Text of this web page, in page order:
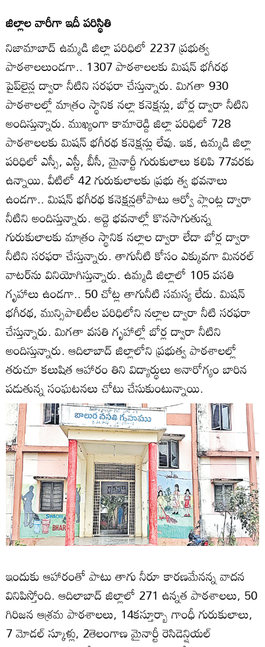
జిల్లాల వారీగా ఇదీ పరిస్థితి
నిజామాబాద్‌ ఉమ్మడి జిల్లా పరిధిలో 2237 ప్రభుత్వ
పాఠశాలలుండగా.. 1307 పాఠశాలలకు మిషన్‌ భగీరథ
పైప్‌లైన్ల ద్వారా నీటిని సరఫరా చేస్తున్నారు. మిగతా 930
పాఠశాలల్లో మాత్రం స్థానిక నల్లా కనెక్షన్లు, బోర్ల ద్వారా నీటిని
అందిస్తున్నారు. ముఖ్యంగా కామారెడ్డి జిల్లా పరిధిలో 728
పాఠశాలలకు మిషన్‌ భగీరథ కనెక్షన్లు లేవు. ఇక, ఉమ్మడి జిల్లా
పరిధిలో ఎస్సీ, ఎస్టీ, బీసీ, మైనార్టీ గురుకులాలు కలిపి 77వరకు
ఉన్నాయి. వీటిలో 42 గురుకులాలకు ప్రభు త్వ భవనాలు
ఉండగా.. మిషన్‌ భగీరథ కనెక్షన్లతోపాటు ఆర్వో ప్లాంట్ల ద్వారా
నీటిని అందిస్తున్నారు. అద్దె భవనాల్లో కొనసాగుతున్న
గురుకులాలకు మాత్రం స్థానిక నల్లాల ద్వారా లేదా బోర్ల ద్వారా
నీటిని సరఫరా చేస్తున్నారు. తాగునీటి కోసం ఎక్కువగా మినరల్‌
వాటర్‌ను వినియోగిస్తున్నారు. ఉమ్మడి జిల్లాలో 105 వసతి
గృహాలు ఉండగా.. 50 చోట్ల తాగునీటి సమస్య లేదు. మిషన్‌
భగీరథ, మున్సిపాలిటీల పరిధిలోని నల్లాల ద్వారా నీటి సరఫరా
చేస్తున్నారు. మిగతా వసతి గృహాల్లో బోర్ల ద్వారా నీటిని
అందిస్తున్నారు. ఆదిలాబాద్‌ జిల్లాలోని ప్రభుత్వ పాఠశాలల్లో
తరుచూ కలుషిత ఆహారం తిని విద్యార్థులు అనారోగ్యం బారిన
పడుతున్న సంఘటనలు చోటు చేసుకుంటున్నాయి.
ఇందుకు ఆహారంతో పాటు తాగు నీరూ కారణమేనన్న వాదన
వినిపిస్తోంది. ఆదిలాబాద్‌ జిల్లాలో 271 ఉన్నత పాఠశాలలు, 50
గిరిజన ఆశ్రమ పాఠశాలలు, 14కస్తూర్బా గాంధీ గురుకులాలు,
7 మోడల్‌ స్కూళ్లు, 2తెలంగాణ మైనార్టీ రెసిడెన్షియల్‌